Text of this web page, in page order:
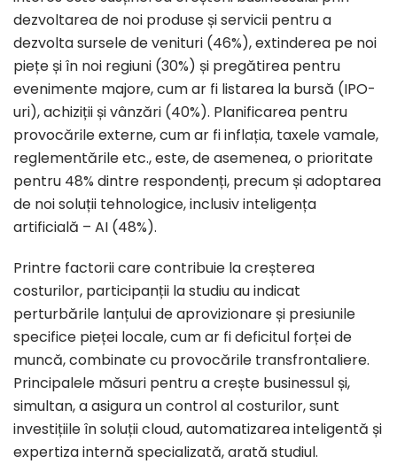
dezvoltarea de noi produse și servicii pentru a
dezvolta sursele de venituri (46%), extinderea pe noi
piețe și în noi regiuni (30%) și pregătirea pentru
evenimente majore, cum ar fi listarea la bursă (IPO-
uri), achiziții și vânzări (40%). Planificarea pentru
provocările externe, cum ar fi inflația, taxele vamale,
reglementările etc., este, de asemenea, o prioritate
pentru 48% dintre respondenți, precum și adoptarea
de noi soluții tehnologice, inclusiv inteligența
artificială – AI (48%).
Printre factorii care contribuie la creșterea
costurilor, participanții la studiu au indicat
perturbările lanțului de aprovizionare și presiunile
specifice pieței locale, cum ar fi deficitul forței de
muncă, combinate cu provocările transfrontaliere.
Principalele măsuri pentru a crește businessul și,
simultan, a asigura un control al costurilor, sunt
investițiile în soluții cloud, automatizarea inteligentă și
expertiza internă specializată, arată studiul.